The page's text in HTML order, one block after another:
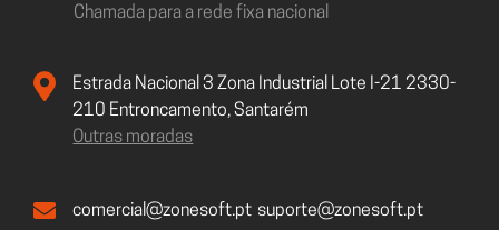
Chamada para a rede fixa nacional
Estrada Nacional 3 Zona Industrial Lote I-21 2330-
210 Entroncamento, Santarém
Outras moradas
comercial@zonesoft.pt suporte@zonesoft.pt